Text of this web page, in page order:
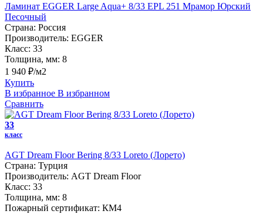
Ламинат EGGER Large Aqua+ 8/33 EPL 251 Мрамор Юрский
Песочный
Страна: Россия
Производитель: EGGER
Класс: 33
Толщина, мм: 8
1 940 ₽/м2
Купить
В избранное В избранном
Сравнить
33
класс
AGT Dream Floor Bering 8/33 Loreto (Лорето)
Страна: Турция
Производитель: AGT Dream Floor
Класс: 33
Толщина, мм: 8
Пожарный сертификат: КМ4